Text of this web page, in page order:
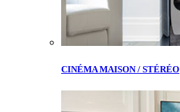
CINÉMA MAISON / STÉRÉO